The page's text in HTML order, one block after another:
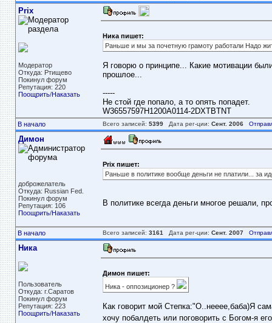
Prix
Модератор
Откуда: Ртищево
Покинул форум
Репутация: 220
Поощрить/Наказать
Ника пишет:
Раньше и мы за почетную грамоту работали Надо
Я говорю о принципе... Какие мотивации
прошлое...
-----
Не стой где попало, а то опять попадет.
W36557597H1200A0114-2DXTBTNT
В начало Всего записей: 5399Дата рег-ции: Сент. 2006
Димон
доброжелатель
Откуда: Russian Fed.
Покинул форум
Репутация: 106
Поощрить/Наказать
Prix пишет:
Раньше в политике вообще деньги не платили... за
В политике всегда деньги многое решали,
В начало Всего записей: 3161 Дата рег-ции: Сент. 2007
Ника
Пользователь
Откуда: г.Саратов
Покинул форум
Репутация: 223
Поощрить/Наказать
Димон пишет:
Ника - оппозиционер ?
Как говорит мой Степка:"О..нееее,баба)Я
хочу побалдеть или поговорить с Богом-я